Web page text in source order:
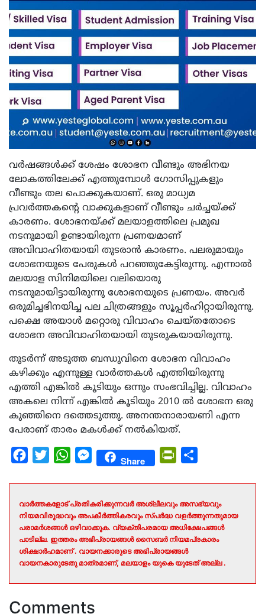
വർഷങ്ങൾക്ക് ശേഷം ശോഭന വീണ്ടും അഭിനയ
ലോകത്തിലേക്ക് എത്തുമ്പോൾ ഗോസിപ്പുകളും
വീണ്ടും തല പൊക്കുകയാണ്. ഒരു മാധ്യമ
പ്രവർത്തകന്റെ വാക്കുകളാണ് വീണ്ടും ചര്‍ച്ചയ്ക്ക്
കാരണം. ശോഭനയ്ക്ക് മലയാളത്തിലെ പ്രമുഖ
നടനുമായി ഉണ്ടായിരുന്ന പ്രണയമാണ്
അവിവാഹിതയായി തുടരാന്‍ കാരണം. പലരുമായും
ശോഭനയുടെ പേരുകള്‍ പറഞ്ഞുകേട്ടിരുന്നു. എന്നാല്‍
മലയാള സിനിമയിലെ വലിയൊരു
നടനുമായിട്ടായിരുന്നു ശോഭനയുടെ പ്രണയം. അവര്‍
ഒരുമിച്ചഭിനയിച്ച പല ചിത്രങ്ങളും സൂപ്പര്‍ഹിറ്റായിരുന്നു.
പക്ഷെ അയാൾ മറ്റൊരു വിവാഹം ചെയ്തതോടെ
ശോഭന അവിവാഹിതയായി തുടരുകയായിരുന്നു.
തുടർന്ന് അടുത്ത ബന്ധുവിനെ ശോഭന വിവാഹം
കഴിക്കും എന്നുള്ള വാർത്തകൾ എത്തിയിരുന്നു
എത്തി എങ്കിൽ കൂടിയും ഒന്നും സംഭവിച്ചില്ല. വിവാഹം
അകലെ നിന്ന് എങ്കിൽ കൂടിയും 2010 ല്‍ ശോഭന ഒരു
കുഞ്ഞിനെ ദത്തെടുത്തു. അനന്തനാരായണി എന്ന
പേരാണ് താരം മകള്‍ക്ക് നല്‍കിയത്.
Facebook
Twitter WhatsAppMessengerShare PrintFriendly
വാർത്തകളോട് പ്രതികരിക്കുന്നവർ അശ്ലീലവും അസഭ്യവും
നിയമവിരുദ്ധവും അപകീർത്തികരവും സ്പർദ്ധ വളർത്തുന്നതുമായ
പരാമർശങ്ങൾ ഒഴിവാക്കുക. വ്യക്തിപരമായ അധിക്ഷേപങ്ങൾ
പാടില്ല. ഇത്തരം അഭിപ്രായങ്ങൾ സൈബർ നിയമപ്രകാരം
ശിക്ഷാർഹമാണ് . വായനക്കാരുടെ അഭിപ്രായങ്ങൾ
വായനകാരുടേതു മാത്രമാണ്, മലയാളം യുകെ യുടേത് അല്ല .
Comments